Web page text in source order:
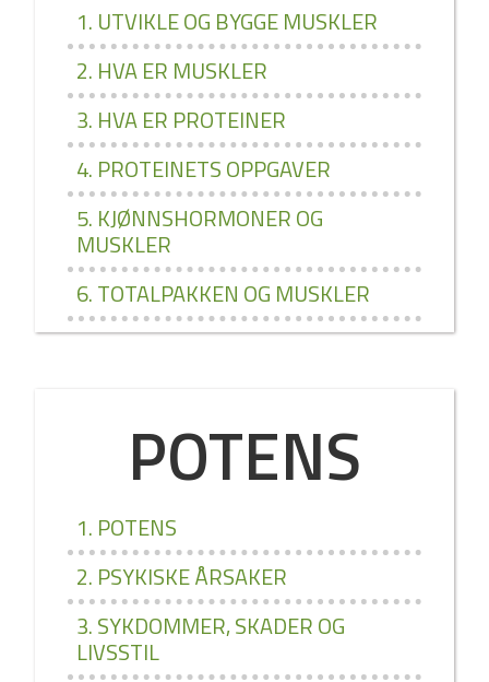
1. UTVIKLE OG BYGGE MUSKLER
2. HVA ER MUSKLER
3. HVA ER PROTEINER
4. PROTEINETS OPPGAVER
5. KJØNNSHORMONER OG
MUSKLER
6. TOTALPAKKEN OG MUSKLER
POTENS
1. POTENS
2. PSYKISKE ÅRSAKER
3. SYKDOMMER, SKADER OG
LIVSSTIL